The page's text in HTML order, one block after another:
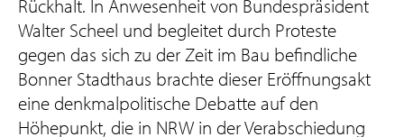
Rückhalt. In Anwesenheit von Bundespräsident
Walter Scheel und begleitet durch Proteste
gegen das sich zu der Zeit im Bau befindliche
Bonner Stadthaus brachte dieser Eröffnungsakt
eine denkmalpolitische Debatte auf den
Höhepunkt, die in NRW in der Verabschiedung